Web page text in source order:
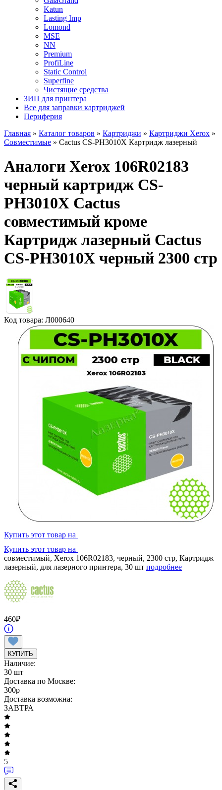
Katun
Lasting Imp
Lomond
MSE
NN
Premium
ProfiLine
Static Control
Superfine
Чистящие средства
ЗИП для принтера
Все для заправки картриджей
Периферия
Главная » Каталог товаров » Картриджи » Картриджи Xerox »
Совместимые » Cactus CS-PH3010X Картридж лазерный
Аналоги Xerox 106R02183
черный картридж CS-
PH3010X Cactus
совместимый кроме
Картридж лазерный Cactus
CS-PH3010X черный 2300 стр
Код товара: Л000640
Купить этот товар на
Купить этот товар на
совместимый, Xerox 106R02183, черный, 2300 стр, Картридж
лазерный, для лазерного принтера, 30 шт подробнее
460₽
КУПИТЬ
Наличие:
30 шт
Доставка по Москве:
300p
Доставка возможна:
ЗАВТРА
5